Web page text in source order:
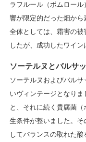
ラフルール（ポムロー
響が限定的だった畑か
全体としては、霜害の被
したが、成功したワイン
ソーテルヌとバルサ
ソーテルヌおよびバル
いヴィンテージとなり
と、それに続く貴腐菌
生条件が整いました。
してバランスの取れた